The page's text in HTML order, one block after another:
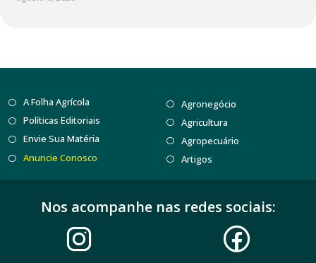
A Folha Agrícola
Políticas Editoriais
Envie Sua Matéria
Anuncie Conosco
Agronegócio
Agricultura
Agropecuário
Artigos
Nos acompanhe nas redes sociais: